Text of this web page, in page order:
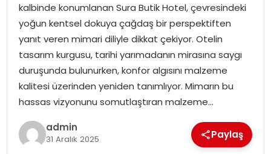
SAĞLIK
SIYASET
SPOR
TEKNOLOJI
YAŞAM
kalbinde konumlanan Sura Butik Hotel, çevresindeki
yoğun kentsel dokuya çağdaş bir perspektiften
yanıt veren mimari diliyle dikkat çekiyor. Otelin
tasarım kurgusu, tarihi yarımadanın mirasına saygı
duruşunda bulunurken, konfor algısını malzeme
kalitesi üzerinden yeniden tanımlıyor. Mimarın bu
hassas vizyonunu somutlaştıran malzeme…
admin
31 Aralık 2025 Paylaş